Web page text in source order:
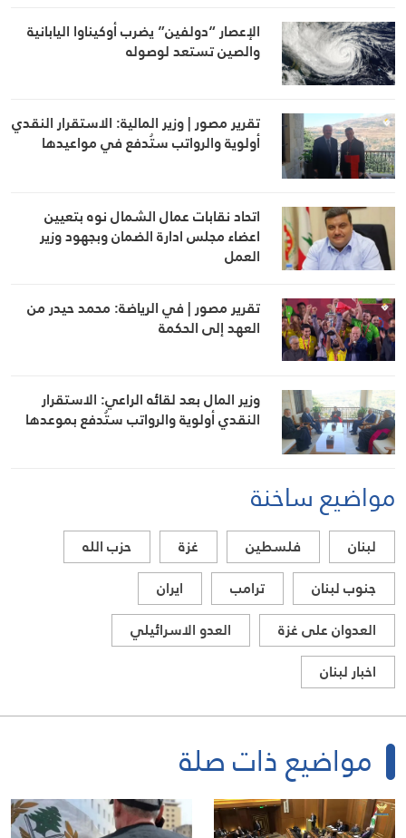
الإعصار “دولفين” يضرب أوكيناوا اليابانية
والصين تستعد لوصوله
تقرير مصور | وزير المالية: الاستقرار النقدي
أولوية والرواتب ستُدفع في مواعيدها
اتحاد نقابات عمال الشمال نوه بتعيين
اعضاء مجلس ادارة الضمان وبجهود وزير
العمل
تقرير مصور | في الرياضة: محمد حيدر من
العهد إلى الحكمة
وزير المال بعد لقائه الراعي: الاستقرار
النقدي أولوية والرواتب ستُدفع بموعدها
مواضيع ساخنة
لبنان فلسطين غزة
حزب الله
جنوب لبنان
ترامب
ايران
العدوان على غزة
العدو الاسرائيلي
اخبار لبنان
مواضيع ذات صلة